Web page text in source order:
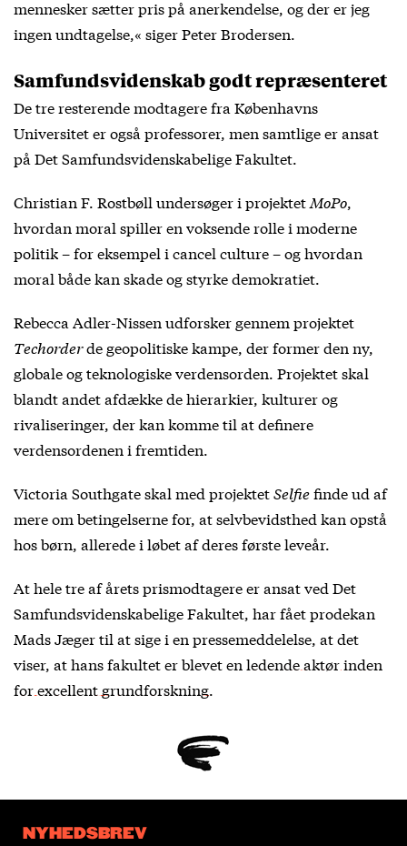
mennesker sætter pris på anerkendelse, og der er jeg
ingen undtagelse,« siger Peter Brodersen.
Samfundsvidenskab godt repræsenteret
De tre resterende modtagere fra Københavns
Universitet er også professorer, men samtlige er ansat
på Det Samfundsvidenskabelige Fakultet.
Christian F. Rostbøll undersøger i projektet MoPo
hvordan moral spiller en voksende rolle i moderne
politik – for eksempel i cancel culture – og hvordan
moral både kan skade og styrke demokratiet.
Rebecca Adler-Nissen udforsker gennem projektet
Techorderde geopolitiske kampe, der former den ny,
globale og teknologiske verdensorden. Projektet skal
blandt andet afdække de hierarkier, kulturer og
rivaliseringer, der kan komme til at definere
verdensordenen i fremtiden.
Victoria Southgate skal med projektetSelfiefinde ud af
mere om betingelserne for, at selvbevidsthed kan opstå
hos børn, allerede i løbet af deres første leveår.
At hele tre af årets prismodtagere er ansat ved Det
Samfundsvidenskabelige Fakultet, har fået prodekan
Mads Jæger til at sige i en pressemeddelelse, at det
viser, at hans fakultet er blevet en ledende aktør inden
for excellent grundforskning
NYHEDSBREV